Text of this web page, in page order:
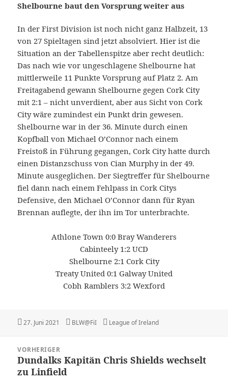
Shelbourne baut den Vorsprung weiter aus
In der First Division ist noch nicht ganz Halbzeit, 13
von 27 Spieltagen sind jetzt absolviert. Hier ist die
Situation an der Tabellenspitze aber recht deutlich:
Das nach wie vor ungeschlagene Shelbourne hat
mittlerweile 11 Punkte Vorsprung auf Platz 2. Am
Freitagabend gewann Shelbourne gegen Cork City
mit 2:1 – nicht unverdient, aber aus Sicht von Cork
City wäre zumindest ein Punkt drin gewesen.
Shelbourne war in der 36. Minute durch einen
Kopfball von Michael O’Connor nach einem
Freistoß in Führung gegangen, Cork City hatte durch
einen Distanzschuss von Cian Murphy in der 49.
Minute ausgeglichen. Der Siegtreffer für Shelbourne
fiel dann nach einem Fehlpass in Cork Citys
Defensive, den Michael O’Connor dann für Ryan
Brennan auflegte, der ihn im Tor unterbrachte.
Athlone Town 0:0 Bray Wanderers
Cabinteely 1:2 UCD
Shelbourne 2:1 Cork City
Treaty United 0:1 Galway United
Cobh Ramblers 3:2 Wexford
Veröffentlicht
27. Juni 2021 Autor
BLW@FiI Kategorien
League of Ireland
VORHERIGER
Vorheriger
Beitrag:
Dundalks Kapitän Chris Shields wechselt
zu Linfield